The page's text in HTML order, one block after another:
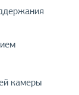
камеры